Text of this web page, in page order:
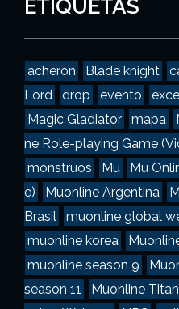
o
a
s
ETIQUETAS
acheron Blade knight
Lord
drop evento
Magic Gladiator
mapa
ne Role-playing Game
monstruos
Mu Mu
e)
Muonline Argentina
Brasil
muonline global
muonline korea
muonline season 9
season 11
Muonline Titan